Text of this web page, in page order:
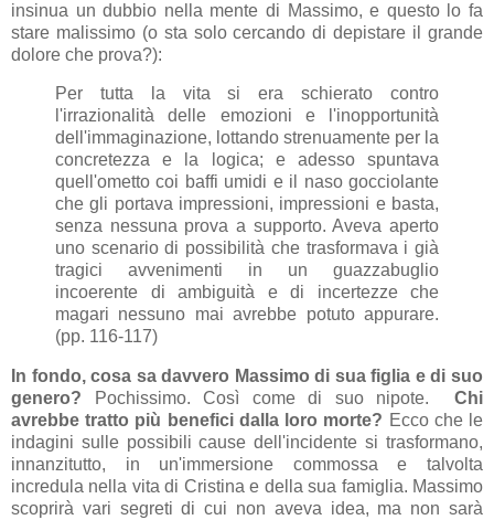
insinua un dubbio nella mente di Massimo, e questo lo fa
stare malissimo (o sta solo cercando di depistare il grande
dolore che prova?):
Per tutta la vita si era schierato contro
l'irrazionalità delle emozioni e l'inopportunità
dell'immaginazione, lottando strenuamente per la
concretezza e la logica; e adesso spuntava
quell'ometto coi baffi umidi e il naso gocciolante
che gli portava impressioni, impressioni e basta,
senza nessuna prova a supporto. Aveva aperto
uno scenario di possibilità che trasformava i già
tragici avvenimenti in un guazzabuglio
incoerente di ambiguità e di incertezze che
magari nessuno mai avrebbe potuto appurare.
(pp. 116-117)
In fondo, cosa sa davvero Massimo di sua figlia e di suo
genero? Pochissimo. Così come di suo nipote. Chi
avrebbe tratto più benefici dalla loro morte? Ecco che le
indagini sulle possibili cause dell'incidente si trasformano,
innanzitutto, in un'immersione commossa e talvolta
incredula nella vita di Cristina e della sua famiglia. Massimo
scoprirà vari segreti di cui non aveva idea, ma non sarà